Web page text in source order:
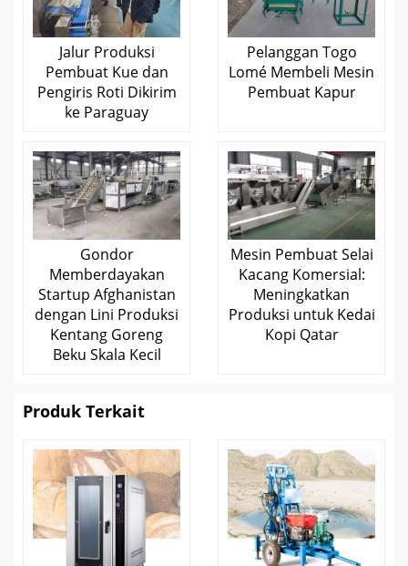
Jalur Produksi
Pembuat Kue dan
Pengiris Roti Dikirim
ke Paraguay
Pelanggan Togo
Lomé Membeli Mesin
Pembuat Kapur
Gondor
Memberdayakan
Startup Afghanistan
dengan Lini Produksi
Kentang Goreng
Beku Skala Kecil
Mesin Pembuat Selai
Kacang Komersial:
Meningkatkan
Produksi untuk Kedai
Kopi Qatar
Produk Terkait